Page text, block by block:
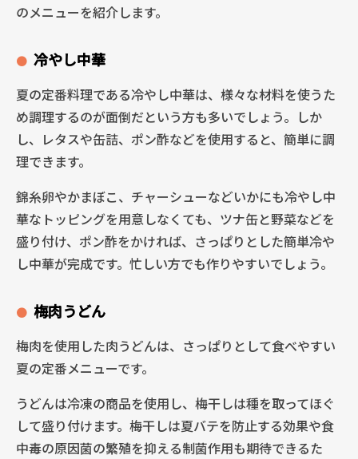
のメニューを紹介します。
冷やし中華
夏の定番料理である冷やし中華は、様々な材料を使うた
め調理するのが面倒だという方も多いでしょう。しか
し、レタスや缶詰、ポン酢などを使用すると、簡単に調
理できます。
錦糸卵やかまぼこ、チャーシューなどいかにも冷やし中
華なトッピングを用意しなくても、ツナ缶と野菜などを
盛り付け、ポン酢をかければ、さっぱりとした簡単冷や
し中華が完成です。忙しい方でも作りやすいでしょう。
梅肉うどん
梅肉を使用した肉うどんは、さっぱりとして食べやすい
夏の定番メニューです。
うどんは冷凍の商品を使用し、梅干しは種を取ってほぐ
して盛り付けます。梅干しは夏バテを防止する効果や食
中毒の原因菌の繁殖を抑える制菌作用も期待できるた